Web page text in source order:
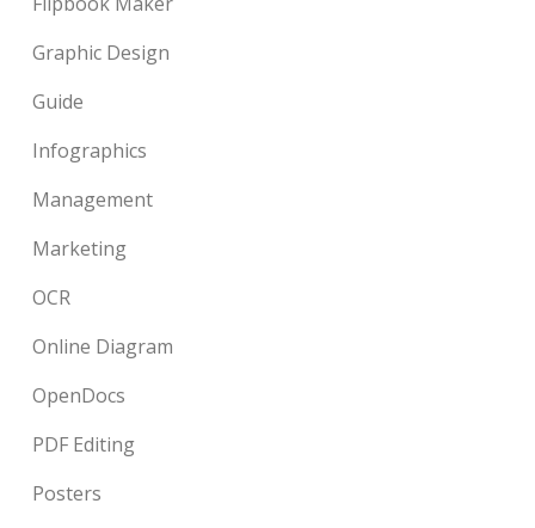
Graphic Design
Guide
Infographics
Management
Marketing
OCR
Online Diagram
OpenDocs
PDF Editing
Posters